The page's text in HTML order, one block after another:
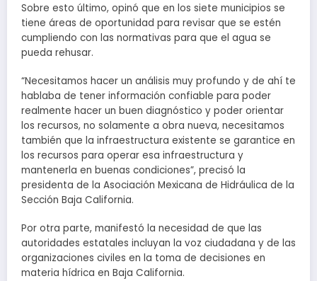
Sobre esto último, opinó que en los siete municipios se
tiene áreas de oportunidad para revisar que se estén
cumpliendo con las normativas para que el agua se
pueda rehusar.
“Necesitamos hacer un análisis muy profundo y de ahí te
hablaba de tener información confiable para poder
realmente hacer un buen diagnóstico y poder orientar
los recursos, no solamente a obra nueva, necesitamos
también que la infraestructura existente se garantice en
los recursos para operar esa infraestructura y
mantenerla en buenas condiciones”, precisó la
presidenta de la Asociación Mexicana de Hidráulica de la
Sección Baja California.
Por otra parte, manifestó la necesidad de que las
autoridades estatales incluyan la voz ciudadana y de las
organizaciones civiles en la toma de decisiones en
materia hídrica en Baja California.